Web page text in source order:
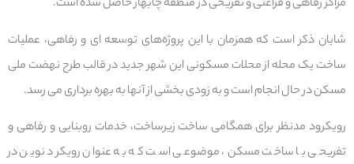
مراکز رفاهی و فراغتی و تفریحی در منطقه چابهار حاصل شده است.
شایان ذکر است که همزمان با این پروژه‌های توسعه ای و رفاهی، عملیات
ساخت یک محله از محلات مسکونی این شهر جدید در قالب طرح نهضت ملی
مسکن در حال انجام است و به زودی بخشی از آنها به بهره برداری می رسد.
رویکرود مدنظر برای همگامی ساخت زیرساخت، خدمات روبنایی و رفاهی و
تفریحی با ساخت مسکن، موضوعی است که به عنوان رویکرد نوین در